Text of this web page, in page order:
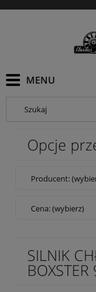
Szukaj
Opcje
Producent:
Cena: (wybierz)
SILNIK
BOXSTER